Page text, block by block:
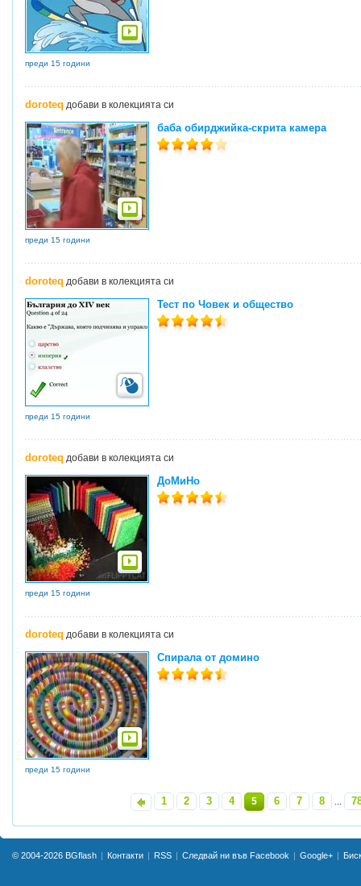
преди 15 години
doroteq добави в колекцията си
баба обирджийка-скрита камера
преди 15 години
doroteq добави в колекцията си
Тест по Човек и общество
преди 15 години
doroteq добави в колекцията си
ДоМиНо
преди 15 години
doroteq добави в колекцията си
Спирала от домино
преди 15 години
1 2 3 4 5 6 7 8 ...
© 2004-2026 BGflash Контакти RSS Следвай ни във Facebook Google+